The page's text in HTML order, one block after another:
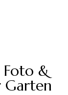
&
Garten